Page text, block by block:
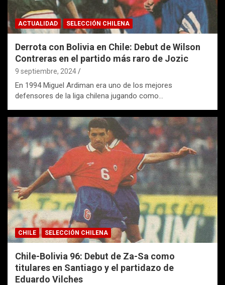
ACTUALIDAD SELECCIÓN CHILENA
Derrota con Bolivia en Chile: Debut de Wilson
Contreras en el partido más raro de Jozic
9 septiembre, 2024
En 1994 Miguel Ardiman era uno de los mejores
defensores de la liga chilena jugando como…
CHILE SELECCIÓN CHILENA
Chile-Bolivia 96: Debut de Za-Sa como
titulares en Santiago y el partidazo de
Eduardo Vilches